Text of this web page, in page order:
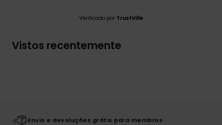
Verificado por TrustVille
Vistos recentemente
Envio e devoluções grátis para membros